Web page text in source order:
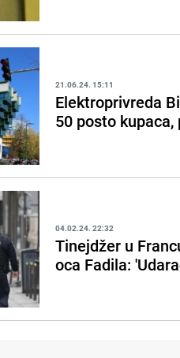
21.06.24. 15:11
Elektroprivreda
50 posto
04.02.24. 22:32
Tinejdžer u
oca Fadila: